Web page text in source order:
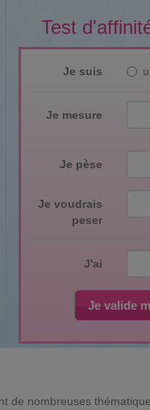
Test
Je suis
Je mesure
Je pèse
Je voudrais
peser
J'ai
Je valide
de nombreuses